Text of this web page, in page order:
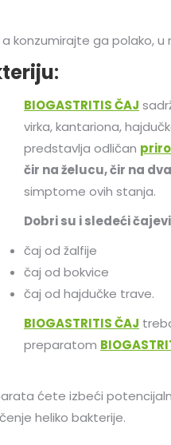
konzumirajte ga polako, u
:
BIOGASTRITIS ČAJ
virka, kantariona,
predstavlja odličan
čir na želucu, čir na
simptome ovih stanja.
Dobri su i sledeći
čaj od žalfije
čaj od bokvice
čaj od hajdučke trave.
BIOGASTRITIS ČAJ
preparatom
ćete izbeći
heliko bakterije.